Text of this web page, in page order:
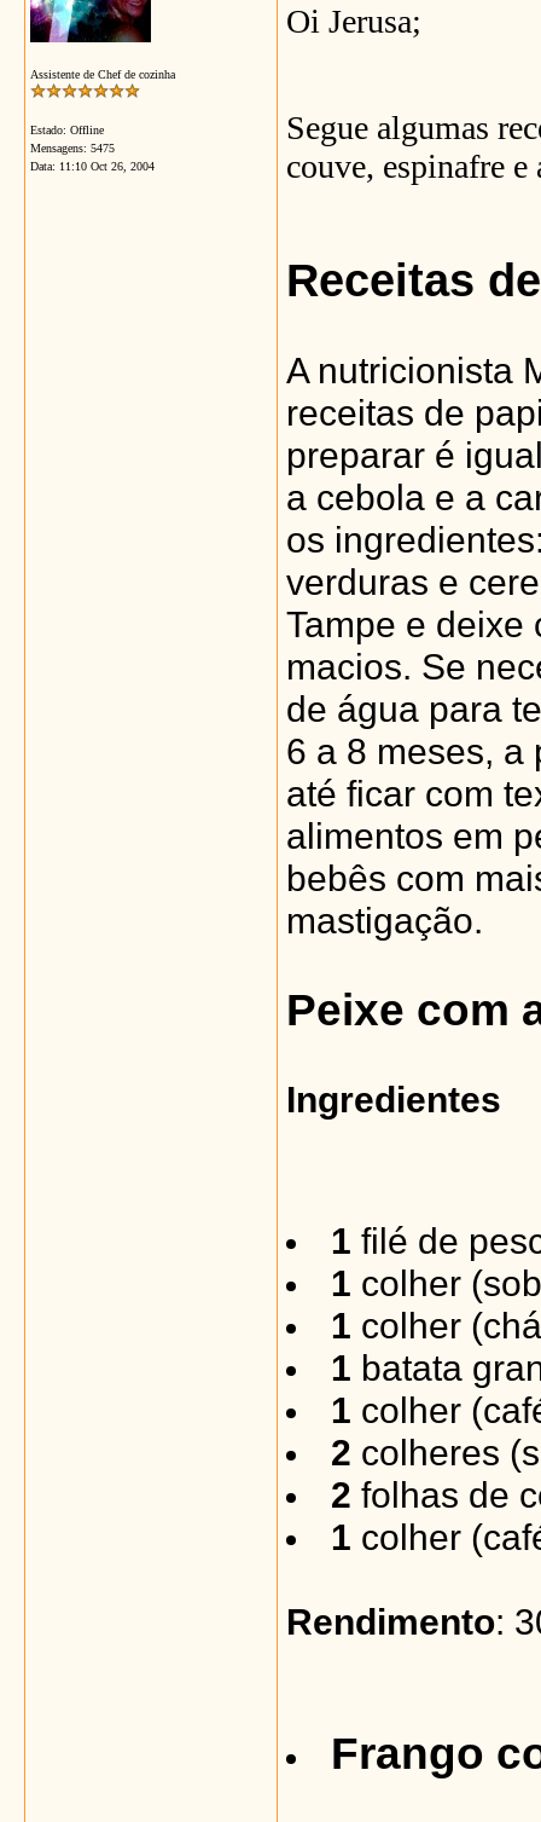
Assistente de Chef de cozinha
Estado: Offline
Mensagens: 5475
Data: 11:10 Oct 26, 2004
Oi Jerusa;
Segue algumas
couve, espinafre e
Receitas
A nutricionista
receitas de
preparar é
a cebola e a
os
verduras e
Tampe e deixe
macios. Se
de água para
6 a 8 meses, a
até ficar com
alimentos em
bebês com
mastigação.
Peixe com
Ingredientes
1 filé de
1 colher
1 colher
1 batata
1 colher
2 colheres
2 folhas de
1 colher
Rendimento:
Frango